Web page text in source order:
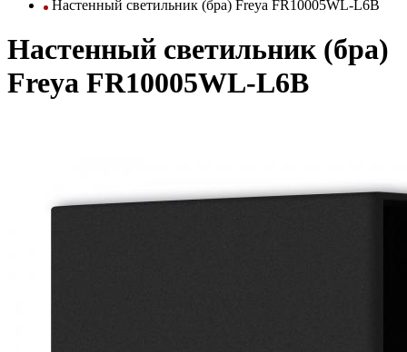
Настенный светильник (бра) Freya FR10005WL-L6B
Настенный светильник (бра)
Freya FR10005WL-L6B